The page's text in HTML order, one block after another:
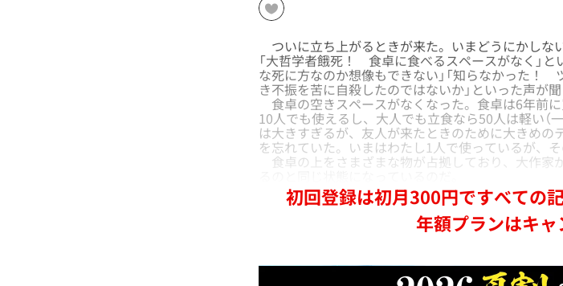
ついに立ち上がるときが来た。いまどうにかしな
「大哲学者餓死！ 食卓に食べるスペースがなく」
な死に方なのか想像もできない」「知らなかった！
き不振を苦に自殺したのではないか」といった声が
食卓の空きスペースがなくなった。食卓は6年前
10人でも使えるし、大人でも立食なら50人は軽い（
は大きすぎるが、友人が来たときのために大きめ
を忘れていた。いまはわたし1人で使っているが、そ
食卓の上をさまざまな物が占拠しており、大作家
初回登録は初月300円ですべての記
年額プランはキャ